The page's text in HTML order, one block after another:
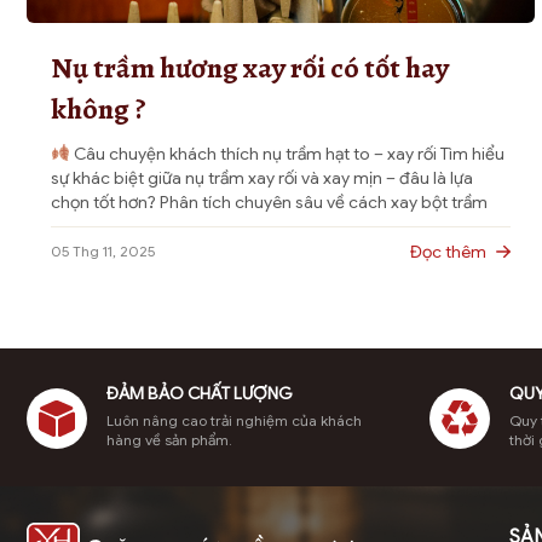
phẩm
Nụ trầm hương xay rối có tốt hay
không ?
Câu chuyện khách thích nụ trầm hạt to – xay rối Tìm hiểu
sự khác biệt giữa nụ trầm xay rối và xay mịn – đâu là lựa
chọn tốt hơn? Phân tích chuyên sâu về cách xay bột trầm
hương, tỉa dác, và bí quyết giúp nụ trầm hương thủ công
cháy hết, […]
05 Thg 11, 2025 Đọc thêm
ĐẢM BẢO CHẤT LƯỢNG
Luôn nâng cao trải nghiệm của khách
hàng về sản phẩm.
Quy
thời